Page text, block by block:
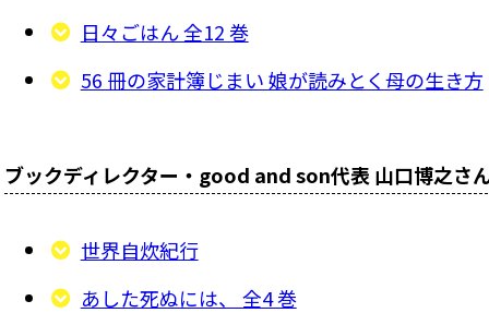
日々ごはん 全12 巻
56 冊の家計簿じまい 娘が読みとく母の生き方
ブックディレクター・good and son代表 山口博之さ
世界自炊紀行
あした死ぬには、 全4 巻